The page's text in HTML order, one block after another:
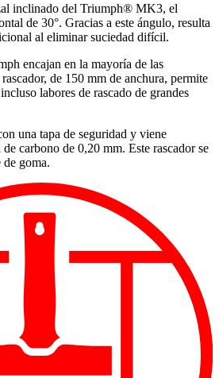
inclinado del Triumph® MK3, el
de 30°. Gracias a este ángulo, resulta
al eliminar suciedad difícil.
encajan en la mayoría de las
de 150 mm de anchura, permite
labores de rascado de grandes
una tapa de seguridad y viene
carbono de 0,20 mm. Este rascador se
goma.